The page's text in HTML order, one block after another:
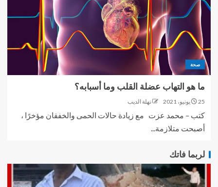
صحة
ما هو التهاب عضلة القلب وما أسبابه؟
25 يونيو، 2021 نهلة الديب
كتب – محمد عزت مع زيادة حالات الحمى والخفقان مؤخرًا ،
أصبحت متلازمة...
لربما فاتك